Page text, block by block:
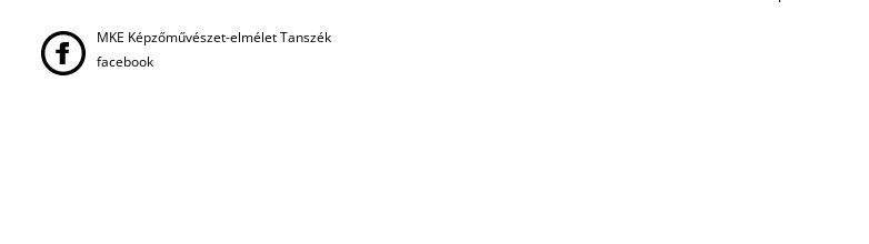
MKE Képzőművészet-elmélet Tanszék
facebook